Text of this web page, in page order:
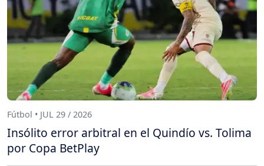
Fútbol • JUL 29 / 2026
Insólito error arbitral en el Quindío vs. Tolima
por Copa BetPlay